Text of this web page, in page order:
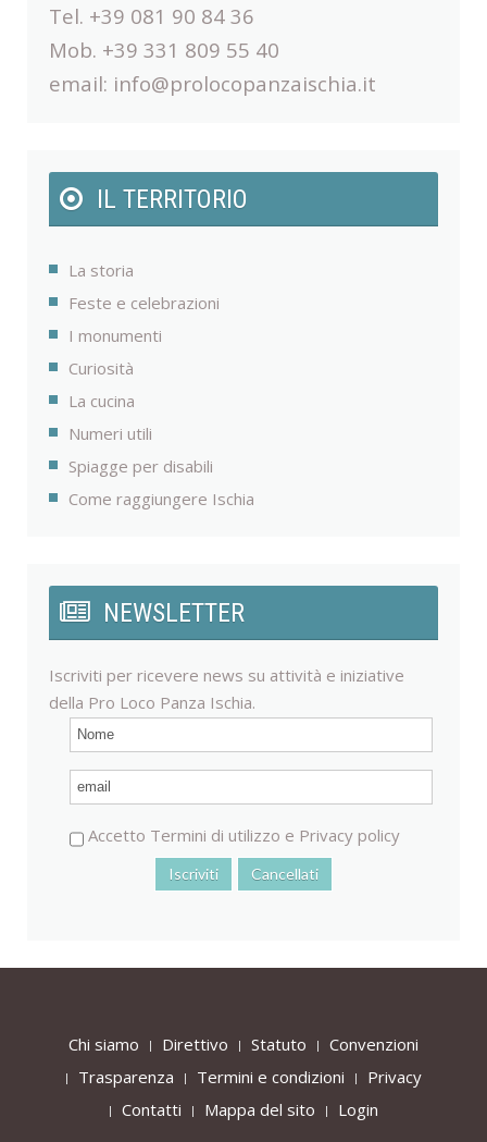
Tel. +39 081 90 84 36
Mob. +39 331 809 55 40
email: info@prolocopanzaischia.it
IL TERRITORIO
La storia
Feste e celebrazioni
I monumenti
Curiosità
La cucina
Numeri utili
Spiagge per disabili
Come raggiungere Ischia
NEWSLETTER
Iscriviti per ricevere news su attività e iniziative
della Pro Loco Panza Ischia.
Accetto Termini di utilizzo e Privacy policy
Chi siamo Direttivo Statuto
Convenzioni
Trasparenza
Termini e condizioni
Privacy
Contatti
Mappa del sito Login